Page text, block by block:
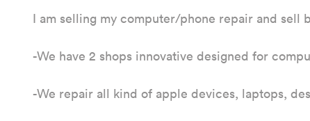
I am selling my computer/phone repair and sell
-We have 2 shops innovative designed for
-We repair all kind of apple devices, laptops,